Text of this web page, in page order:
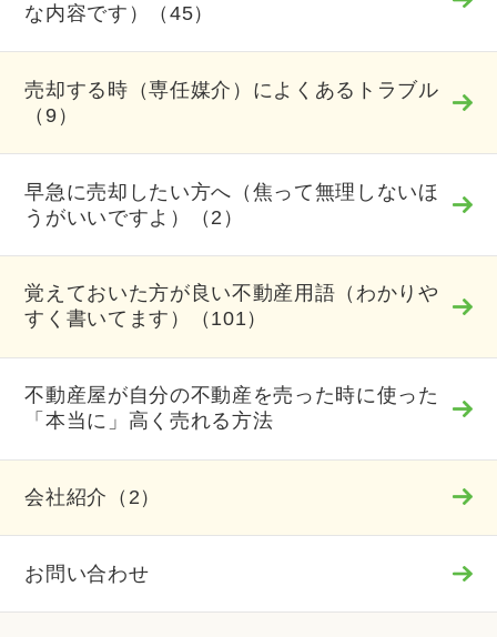
な内容です）（45）
売却する時（専任媒介）によくあるトラブル
（9）
早急に売却したい方へ（焦って無理しないほ
うがいいですよ）（2）
覚えておいた方が良い不動産用語（わかりや
すく書いてます）（101）
不動産屋が自分の不動産を売った時に使った
「本当に」高く売れる方法
会社紹介（2）
お問い合わせ